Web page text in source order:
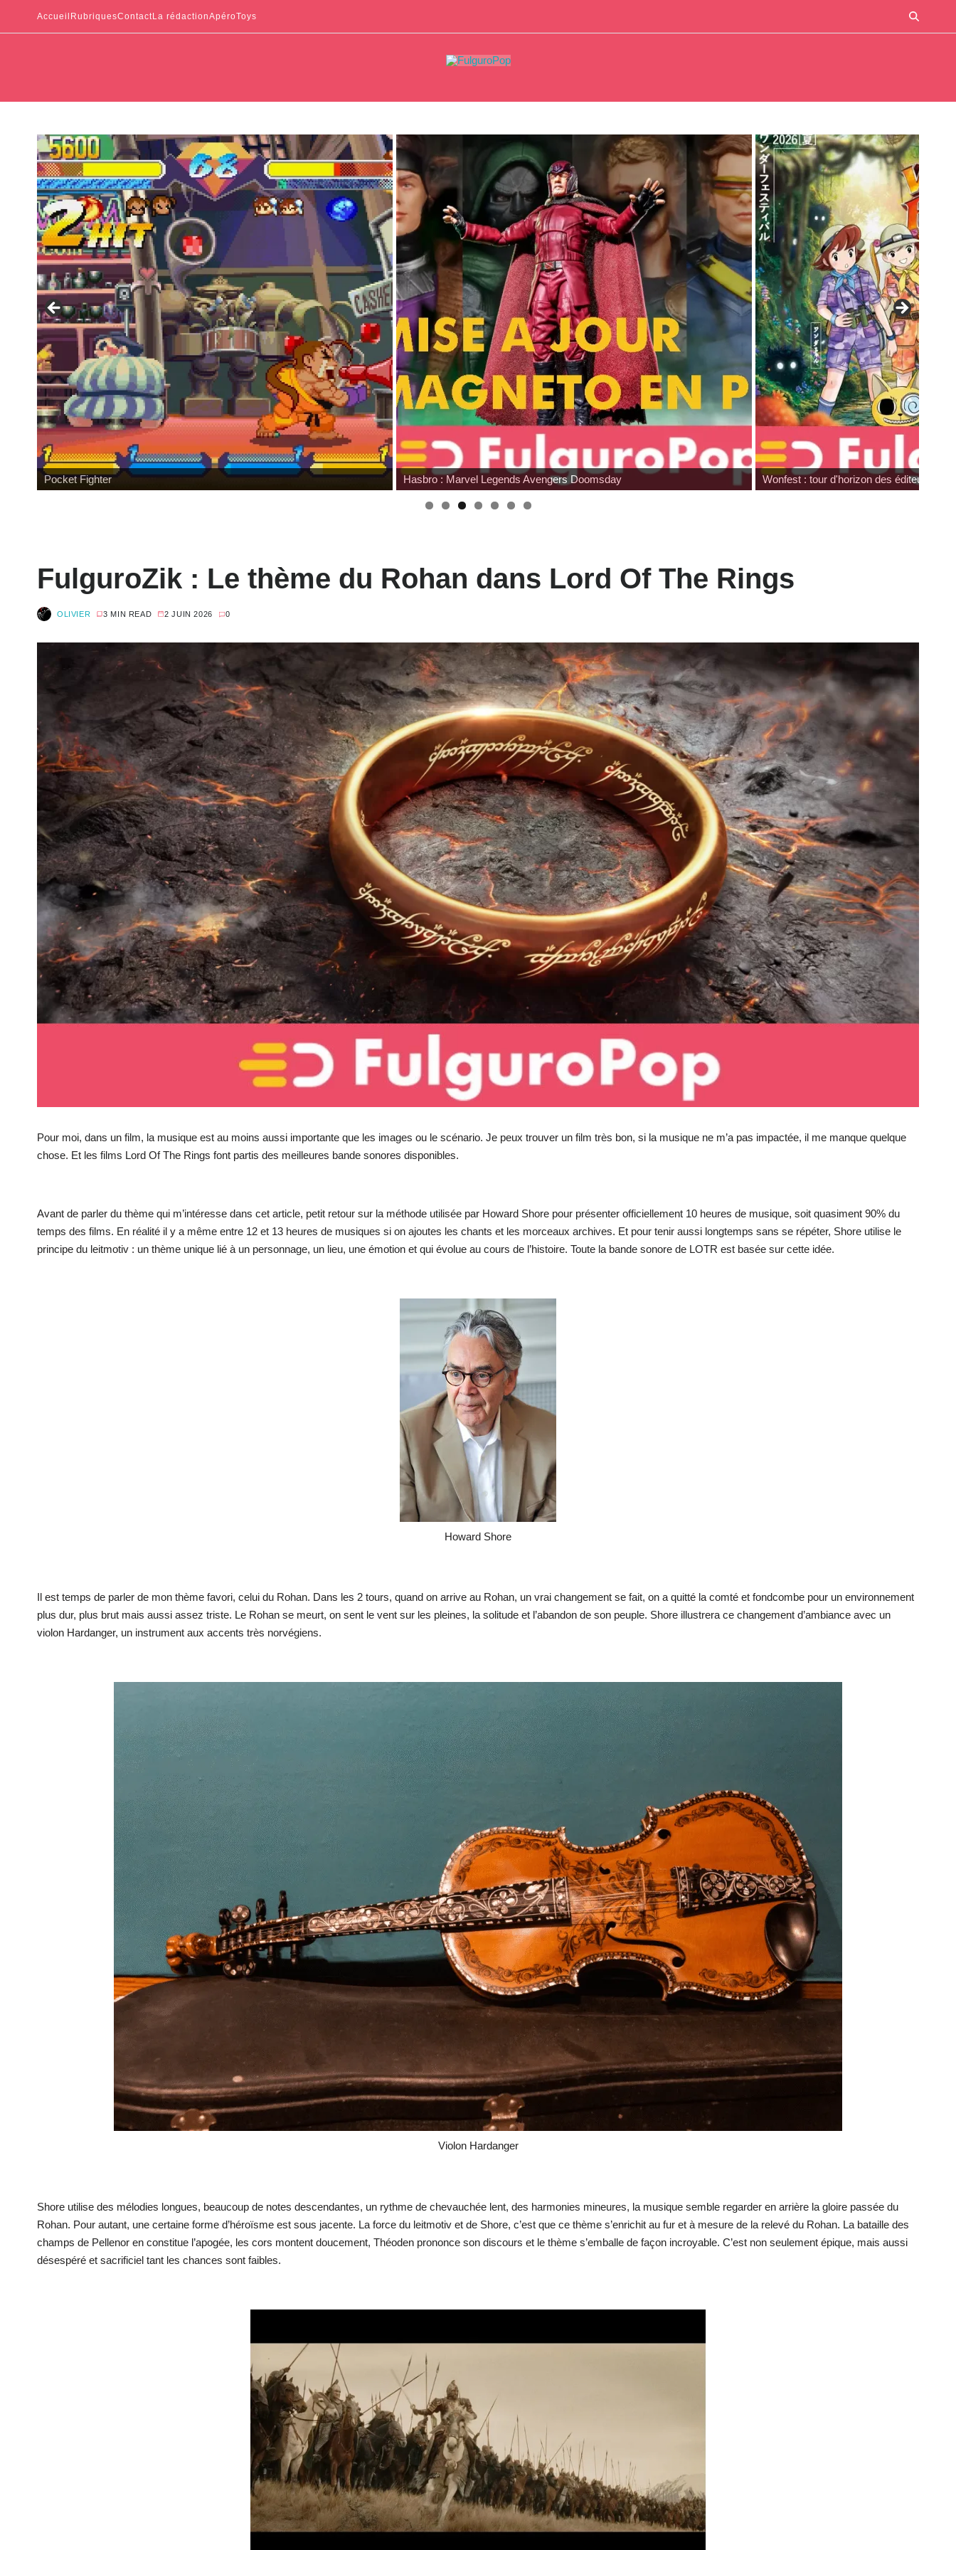
Accueil RubriquesContactLa rédactionApéroToys
Pocket Fighter Hasbro : Marvel Legends Avengers Doomsday Wonfest : tour d'horizon des éditeurs
FulguroZik : Le thème du Rohan dans Lord Of The Rings
OLIVIER 3 MIN READ 2 JUIN 2026 0
Pour moi, dans un film, la musique est au moins aussi importante que les images ou le scénario. Je peux trouver un film très bon, si la musique ne m’a pas impactée, il me manque quelque
chose. Et les films Lord Of The Rings font partis des meilleures bande sonores disponibles.
Avant de parler du thème qui m’intéresse dans cet article, petit retour sur la méthode utilisée par Howard Shore pour présenter officiellement 10 heures de musique, soit quasiment 90% du
temps des films. En réalité il y a même entre 12 et 13 heures de musiques si on ajoutes les chants et les morceaux archives. Et pour tenir aussi longtemps sans se répéter, Shore utilise le
principe du leitmotiv : un thème unique lié à un personnage, un lieu, une émotion et qui évolue au cours de l’histoire. Toute la bande sonore de LOTR est basée sur cette idée.
Howard Shore
Il est temps de parler de mon thème favori, celui du Rohan. Dans les 2 tours, quand on arrive au Rohan, un vrai changement se fait, on a quitté la comté et fondcombe pour un environnement
plus dur, plus brut mais aussi assez triste. Le Rohan se meurt, on sent le vent sur les pleines, la solitude et l’abandon de son peuple. Shore illustrera ce changement d’ambiance avec un
violon Hardanger, un instrument aux accents très norvégiens.
Violon Hardanger
Shore utilise des mélodies longues, beaucoup de notes descendantes, un rythme de chevauchée lent, des harmonies mineures, la musique semble regarder en arrière la gloire passée du
Rohan. Pour autant, une certaine forme d’héroïsme est sous jacente. La force du leitmotiv et de Shore, c’est que ce thème s’enrichit au fur et à mesure de la relevé du Rohan. La bataille des
champs de Pellenor en constitue l’apogée, les cors montent doucement, Théoden prononce son discours et le thème s’emballe de façon incroyable. C’est non seulement épique, mais aussi
désespéré et sacrificiel tant les chances sont faibles.